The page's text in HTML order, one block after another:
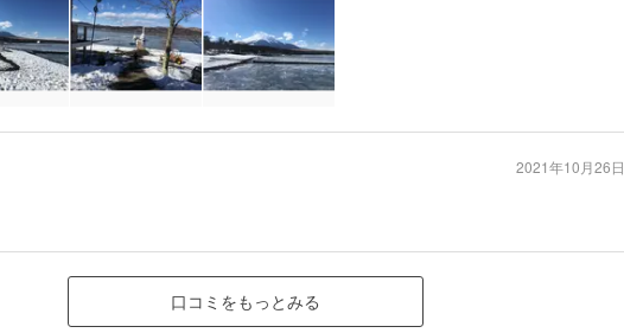
2021年10月26日
口コミをもっとみる